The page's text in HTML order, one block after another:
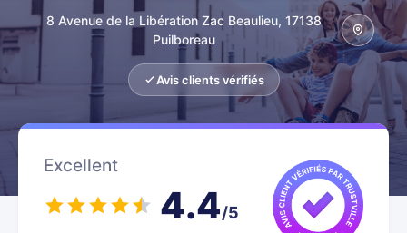
8 Avenue de la Libération Zac Beaulieu, 17138
Puilboreau
Avis clients vérifiés
Excellent
4.4/5